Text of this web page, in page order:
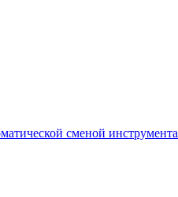
сменой инструмента